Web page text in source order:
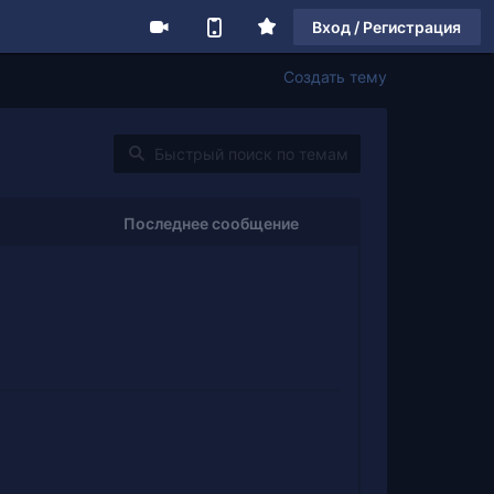
Вход / Регистрация
Создать тему
Последнее сообщение